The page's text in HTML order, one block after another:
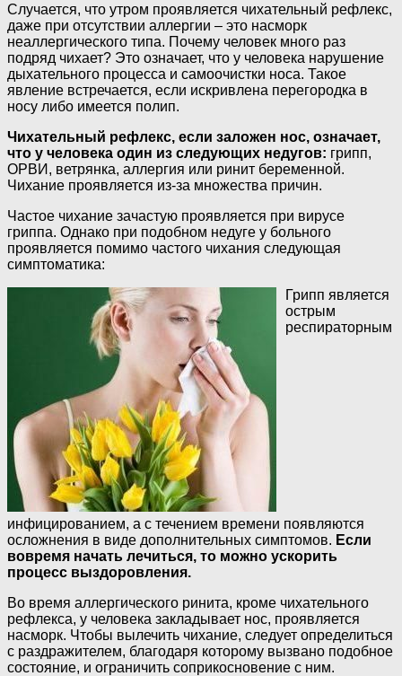
Случается, что утром проявляется чихательный рефлекс,
даже при отсутствии аллергии – это насморк
неаллергического типа. Почему человек много раз
подряд чихает? Это означает, что у человека нарушение
дыхательного процесса и самоочистки носа. Такое
явление встречается, если искривлена перегородка в
носу либо имеется полип.
Чихательный рефлекс, если заложен нос, означает,
что у человека один из следующих недугов: грипп,
ОРВИ, ветрянка, аллергия или ринит беременной.
Чихание проявляется из-за множества причин.
Частое чихание зачастую проявляется при вирусе
гриппа. Однако при подобном недуге у больного
проявляется помимо частого чихания следующая
симптоматика:
Грипп является
острым
респираторным
инфицированием, а с течением времени появляются
осложнения в виде дополнительных симптомов. Если
вовремя начать лечиться, то можно ускорить
процесс выздоровления.
Во время аллергического ринита, кроме чихательного
рефлекса, у человека закладывает нос, проявляется
насморк. Чтобы вылечить чихание, следует определиться
с раздражителем, благодаря которому вызвано подобное
состояние, и ограничить соприкосновение с ним.